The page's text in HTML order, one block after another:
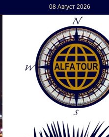
08 Август 2026